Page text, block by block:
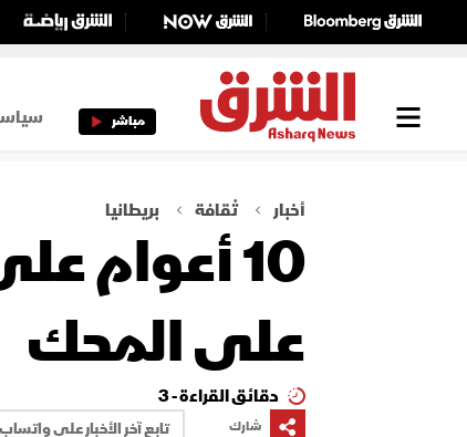
مباشر
أخبار ثقافة بريطانيا
10 أعوام
على المحك
دقائق القراءة - 3
شارك
تابع آخر الأخبار على واتساب